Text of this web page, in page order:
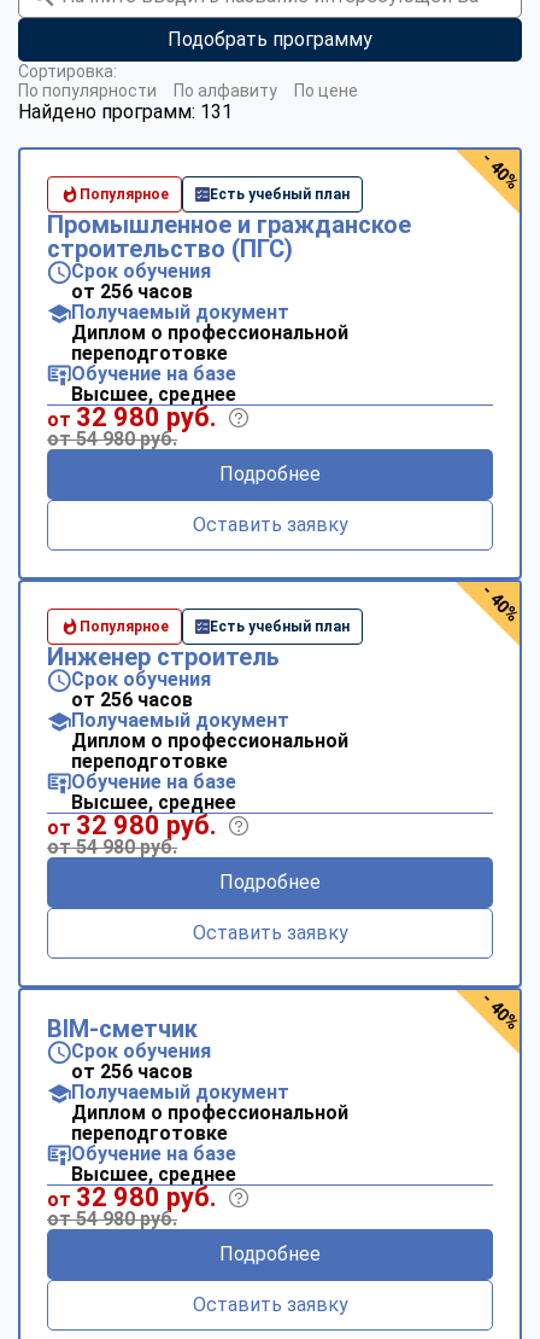
Подобрать программу
Найдено программ: 131
Сортировка:
По популярности
По алфавиту По цене
Популярное Есть учебный план
Промышленное и гражданское
строительство (ПГС)
Срок обучения
от 256 часов
Получаемый документ
Диплом о профессиональной
переподготовке
Обучение на базе
Высшее, среднее
от 32 980 руб.
от 54 980 руб.
Подробнее
Оставить заявку
- 40%
Популярное Есть учебный план
Инженер строитель
Срок обучения
от 256 часов
Получаемый документ
Диплом о профессиональной
переподготовке
Обучение на базе
Высшее, среднее
от 32 980 руб.
от 54 980 руб.
Подробнее
Оставить заявку
- 40%
BIM-сметчик
Срок обучения
от 256 часов
Получаемый документ
Диплом о профессиональной
переподготовке
Обучение на базе
Высшее, среднее
от 32 980 руб.
от 54 980 руб.
Подробнее
Оставить заявку
- 40%